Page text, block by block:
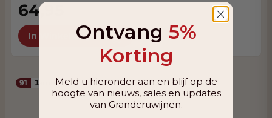
64,95
In Winkelwagen
91 James Suckling
Ontvang 5%
Korting
Meld u hieronder aan en blijf op de
hoogte van nieuws, sales en updates
van Grandcruwijnen.